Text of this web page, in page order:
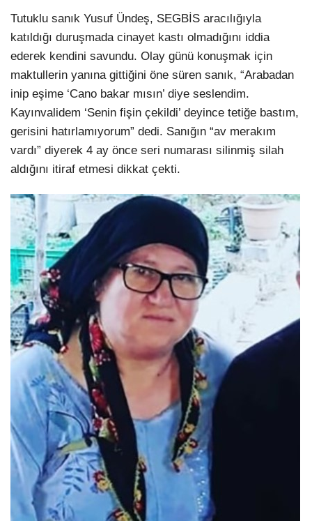
Tutuklu sanık Yusuf Ündeş, SEGBİS aracılığıyla
katıldığı duruşmada cinayet kastı olmadığını iddia
ederek kendini savundu. Olay günü konuşmak için
maktullerin yanına gittiğini öne süren sanık, “Arabadan
inip eşime ‘Cano bakar mısın’ diye seslendim.
Kayınvalidem ‘Senin fişin çekildi’ deyince tetiğe bastım,
gerisini hatırlamıyorum” dedi. Sanığın “av merakım
vardı” diyerek 4 ay önce seri numarası silinmiş silah
aldığını itiraf etmesi dikkat çekti.